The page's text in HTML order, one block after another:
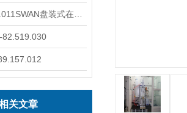
82.519.030
关文章